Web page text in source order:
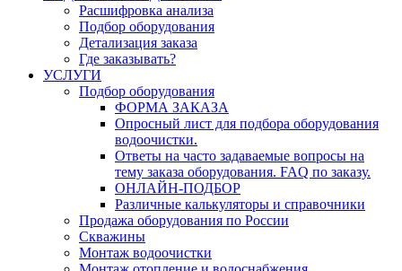
Расшифровка анализа
Подбор оборудования
Детализация заказа
Где заказывать?
УСЛУГИ
Подбор оборудования
ФОРМА ЗАКАЗА
Опросный лист для подбора оборудования
водоочистки.
Ответы на часто задаваемые вопросы на
тему заказа оборудования. FAQ по заказу.
ОНЛАЙН-ПОДБОР
Различные калькуляторы и справочники
Продажа оборудования по России
Скважины
Монтаж водоочистки